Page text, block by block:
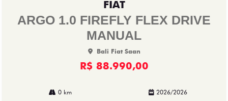
lhe
FIAT
ARGO 1.0 FIREFLY FLEX DRIVE
MANUAL
Bali Fiat Saan
R$ 88.990,00
0 km 2026/2026